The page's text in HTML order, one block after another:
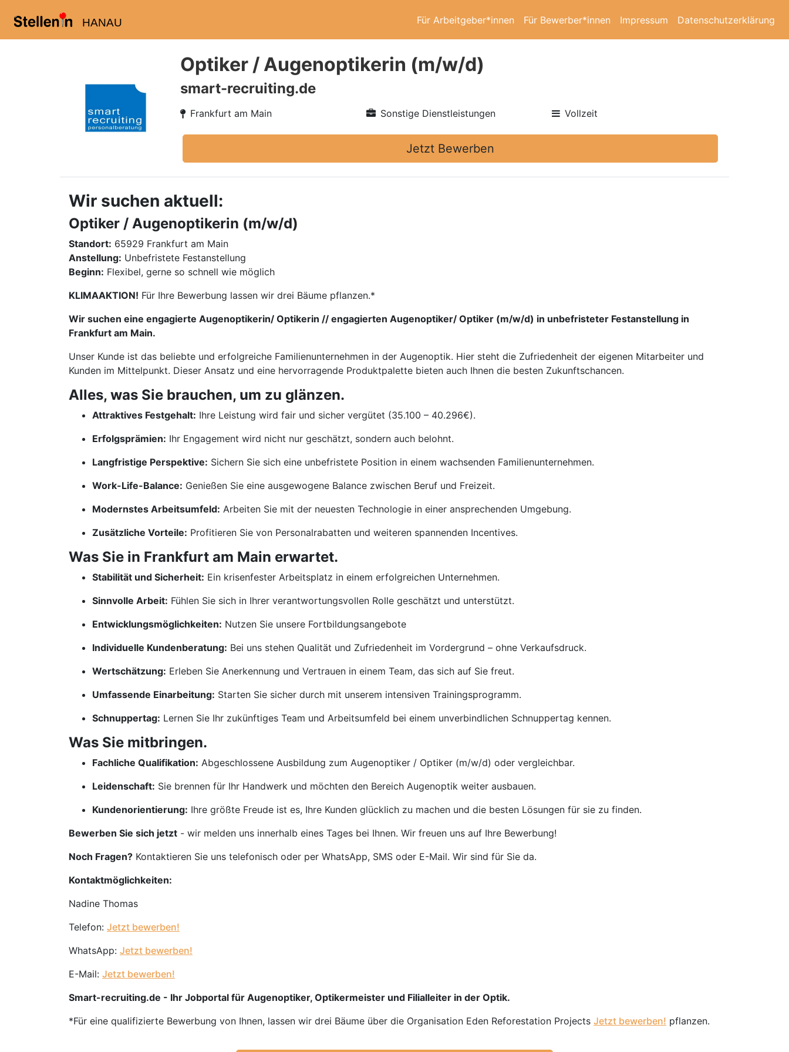
HANAU Für Arbeitgeber*innen Für Bewerber*innen Impressum Datenschutzerklärung
Optiker / Augenoptikerin (m/w/d)
smart-recruiting.de
Frankfurt am Main Sonstige Dienstleistungen Vollzeit
Jetzt Bewerben
Wir suchen aktuell:
Optiker / Augenoptikerin (m/w/d)
Standort: 65929 Frankfurt am Main
Anstellung: Unbefristete Festanstellung
Beginn: Flexibel, gerne so schnell wie möglich
KLIMAAKTION! Für Ihre Bewerbung lassen wir drei Bäume pflanzen.*
Wir suchen eine engagierte Augenoptikerin/ Optikerin // engagierten Augenoptiker/ Optiker (m/w/d) in unbefristeter Festanstellung in
Frankfurt am Main.
Unser Kunde ist das beliebte und erfolgreiche Familienunternehmen in der Augenoptik. Hier steht die Zufriedenheit der eigenen Mitarbeiter und
Kunden im Mittelpunkt. Dieser Ansatz und eine hervorragende Produktpalette bieten auch Ihnen die besten Zukunftschancen.
Alles, was Sie brauchen, um zu glänzen.
Attraktives Festgehalt: Ihre Leistung wird fair und sicher vergütet (35.100 – 40.296€).
Erfolgsprämien: Ihr Engagement wird nicht nur geschätzt, sondern auch belohnt.
Langfristige Perspektive: Sichern Sie sich eine unbefristete Position in einem wachsenden Familienunternehmen.
Work-Life-Balance: Genießen Sie eine ausgewogene Balance zwischen Beruf und Freizeit.
Modernstes Arbeitsumfeld: Arbeiten Sie mit der neuesten Technologie in einer ansprechenden Umgebung.
Zusätzliche Vorteile: Profitieren Sie von Personalrabatten und weiteren spannenden Incentives.
Was Sie in Frankfurt am Main erwartet.
Stabilität und Sicherheit: Ein krisenfester Arbeitsplatz in einem erfolgreichen Unternehmen.
Sinnvolle Arbeit: Fühlen Sie sich in Ihrer verantwortungsvollen Rolle geschätzt und unterstützt.
Entwicklungsmöglichkeiten: Nutzen Sie unsere Fortbildungsangebote
Individuelle Kundenberatung: Bei uns stehen Qualität und Zufriedenheit im Vordergrund – ohne Verkaufsdruck.
Wertschätzung: Erleben Sie Anerkennung und Vertrauen in einem Team, das sich auf Sie freut.
Umfassende Einarbeitung: Starten Sie sicher durch mit unserem intensiven Trainingsprogramm.
Schnuppertag: Lernen Sie Ihr zukünftiges Team und Arbeitsumfeld bei einem unverbindlichen Schnuppertag kennen.
Was Sie mitbringen.
Fachliche Qualifikation: Abgeschlossene Ausbildung zum Augenoptiker / Optiker (m/w/d) oder vergleichbar.
Leidenschaft: Sie brennen für Ihr Handwerk und möchten den Bereich Augenoptik weiter ausbauen.
Kundenorientierung: Ihre größte Freude ist es, Ihre Kunden glücklich zu machen und die besten Lösungen für sie zu finden.
Bewerben Sie sich jetzt - wir melden uns innerhalb eines Tages bei Ihnen. Wir freuen uns auf Ihre Bewerbung!
Noch Fragen? Kontaktieren Sie uns telefonisch oder per WhatsApp, SMS oder E-Mail. Wir sind für Sie da.
Kontaktmöglichkeiten:
Nadine Thomas
Telefon: Jetzt bewerben!
WhatsApp: Jetzt bewerben!
E-Mail: Jetzt bewerben!
Smart-recruiting.de - Ihr Jobportal für Augenoptiker, Optikermeister und Filialleiter in der Optik.
*Für eine qualifizierte Bewerbung von Ihnen, lassen wir drei Bäume über die Organisation Eden Reforestation Projects Jetzt bewerben! pflanzen.